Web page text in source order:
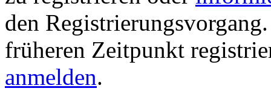
den
früheren Zeitpunkt
anmelden.